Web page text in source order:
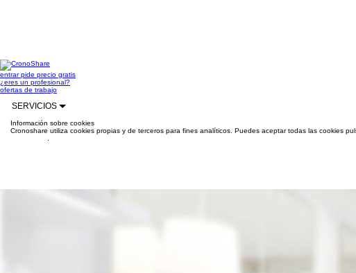
entrarpide precio gratis
¿eres un profesional?
ofertas de trabajo
SERVICIOS
Información sobre cookies
Cronoshare utiliza cookies propias y de terceros para fines analíticos. Puedes aceptar todas las cookies